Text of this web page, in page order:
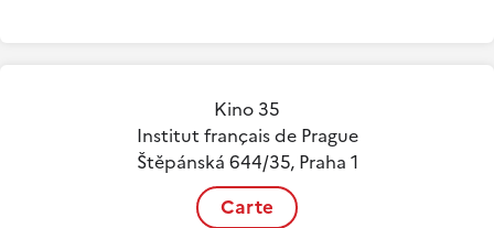
Kino 35
Institut français de Prague
Štěpánská 644/35, Praha 1
Carte